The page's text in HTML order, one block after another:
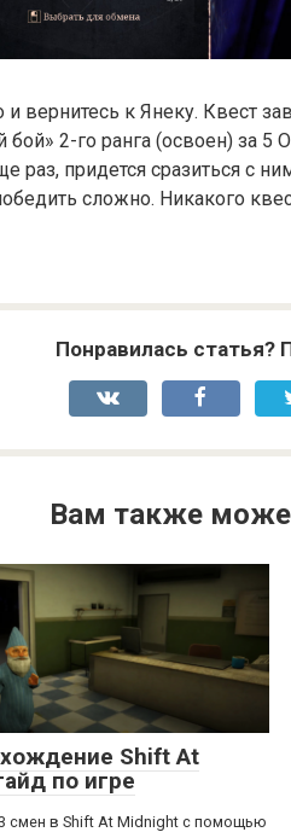
и вернитесь к Янеку. Квест
бой» 2-го ранга (освоен) за 5
раз, придется сразиться с
сложно. Никакого
Понравилась статья?
Вам также
Shift At
по игре
смен в Shift At Midnight с помощью